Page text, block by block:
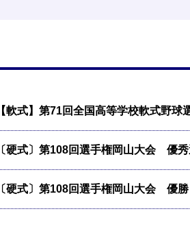
【軟式】第71回全国高等学校軟式野
〔硬式〕第108回選手権岡山大会 優
〔硬式〕第108回選手権岡山大会 優